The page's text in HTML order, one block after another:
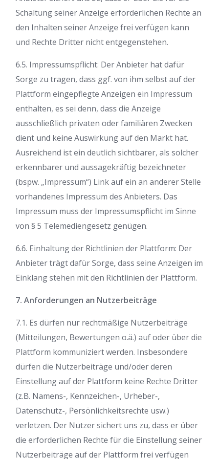
Schaltung seiner Anzeige erforderlichen Rechte an
den Inhalten seiner Anzeige frei verfügen kann
und Rechte Dritter nicht entgegenstehen.
6.5. Impressumspflicht: Der Anbieter hat dafür
Sorge zu tragen, dass ggf. von ihm selbst auf der
Plattform eingepflegte Anzeigen ein Impressum
enthalten, es sei denn, dass die Anzeige
ausschließlich privaten oder familiären Zwecken
dient und keine Auswirkung auf den Markt hat.
Ausreichend ist ein deutlich sichtbarer, als solcher
erkennbarer und aussagekräftig bezeichneter
(bspw. „Impressum“) Link auf ein an anderer Stelle
vorhandenes Impressum des Anbieters. Das
Impressum muss der Impressumspflicht im Sinne
von § 5 Telemediengesetz genügen.
6.6. Einhaltung der Richtlinien der Plattform: Der
Anbieter trägt dafür Sorge, dass seine Anzeigen im
Einklang stehen mit den Richtlinien der Plattform.
7. Anforderungen an Nutzerbeiträge
7.1. Es dürfen nur rechtmäßige Nutzerbeiträge
(Mitteilungen, Bewertungen o.ä.) auf oder über die
Plattform kommuniziert werden. Insbesondere
dürfen die Nutzerbeiträge und/oder deren
Einstellung auf der Plattform keine Rechte Dritter
(z.B. Namens-, Kennzeichen-, Urheber-,
Datenschutz-, Persönlichkeitsrechte usw.)
verletzen. Der Nutzer sichert uns zu, dass er über
die erforderlichen Rechte für die Einstellung seiner
Nutzerbeiträge auf der Plattform frei verfügen